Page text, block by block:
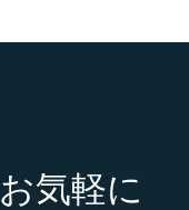
お気軽に